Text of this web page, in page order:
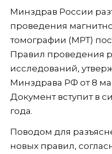
Минздрав России
проведения
томографии (МРТ)
Правил проведения
исследований,
Минздрава РФ от 8
Документ вступит в
года.
Поводом для
новых правил,